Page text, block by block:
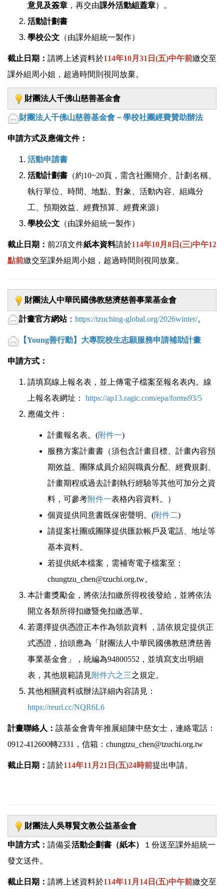
意見及簽章 ，再交由課外活動組蓋章）。
活動計劃書
學校公文 （由課外組統一製作）
截止日期： 請將上述資料於114年10月31日(五)中午前繳交至
課外組周小姐，超過時間則視同放棄。
財團法人千佛山慈善基金會
財團法人千佛山慈善基金會－學校社團經費贊助辦法
申請方式及應備文件：
活動申請書
活動計劃書 （約10~20頁，需含社團簡介、計劃名稱、
執行單位、時間、地點、對象、活動內容、組織分
工、預期效益、經費預算、經費來源）
學校公文 （由課外組統一製作）
截止日期： 前2項文件紙本資料請於114年10月8日(三)中午12
點前繳交至課外組周小姐，超過時間則視同放棄。
財團法人中華民國佛教慈濟慈善事業基金會
計畫官方網站： https://tzuching-global.org/2026winter/。
【Young善行動】大專院校生志願服務申請補助計畫
申請方式：
請填寫線上報名表，並上傳電子檔案至報名表內。線
上報名表網址： https://ap13.ragic.com/epa/forms93/5
應備文件：
計畫報名表。(附件一)
服務方案計畫書（須包含計畫目標、計畫內容預
期效益、團隊成員介紹與職責分配、經費規劃、
計畫期程或過去計劃執行經驗等其他可加分之資
料，可參考附件一表格內容資料。）
個資提供同意書既保密聲明。(附件二)
請提案社團或團隊提供匯款帳戶及電話、地址等
基本資料。
若提供紙本檔案，需補寄電子檔案至：
chungtzu_chen@tzuchi.org.tw。
本計畫獎勵金，將依法扣繳所得稅後發給，並將依法
開立各類所得扣繳暨免扣繳憑單。
若選擇提供憑證正本作為領款資料 ，請依規定提供正
式憑證，抬頭應為「財團法人中華民國佛教慈濟慈善
事業基金會」，統編為94800552，並填寫支出明細
表，其他規範請見附件六之三之規定。
其他相關資料或辦法詳細內容請見：
https://reurl.cc/NQR6L6
計畫聯絡人： 該基金會青年推展組陳中慈女士，連絡電話：
0912-412600轉2331，信箱：chungtzu_chen@tzuchi.org.tw
截止日期： 請於114年11月21日(五)24時前提出申請。
財團法人吳尊賢文教公益基金會
申請方式： 請備妥活動企劃書（紙本）
１份送至課外組統一
發文送件。
截止日期： 請將上述資料於114年11月14日(五)中午前繳交至